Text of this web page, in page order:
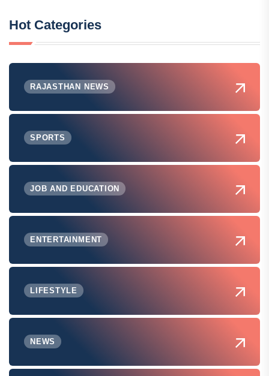
Hot Categories
RAJASTHAN NEWS
SPORTS
JOB AND EDUCATION
ENTERTAINMENT
LIFESTYLE
NEWS